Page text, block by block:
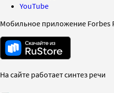
YouTube
Мобильное приложение Forbes
На сайте работает синтез речи